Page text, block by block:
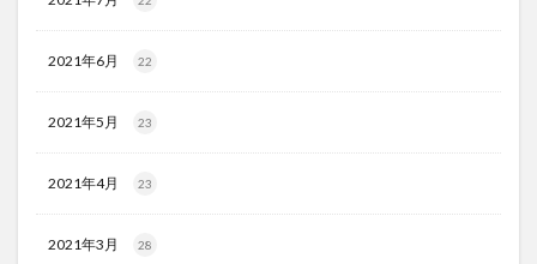
2021年6月 22
2021年5月 23
2021年4月 23
2021年3月 28